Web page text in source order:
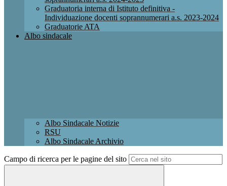
Graduatoria interna di Istituto definitiva -
Individuazione docenti soprannumerari a.s. 2023-2024
Graduatorie ATA
Albo sindacale
Albo Sindacale Notizie
RSU
Albo Sindacale Archivio
Campo di ricerca per le pagine del sito